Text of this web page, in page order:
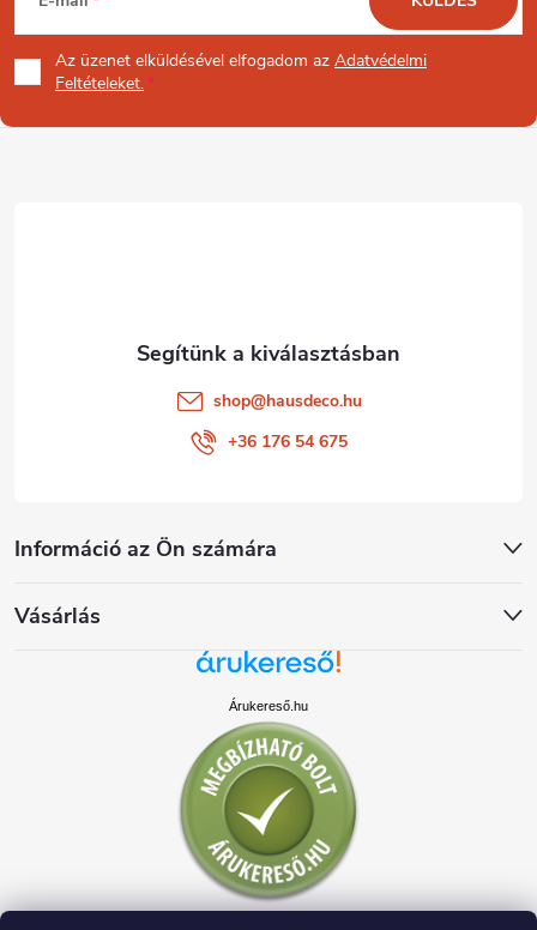
á
b
Az üzenet elküldésével elfogadom az Adatvédelmi
Feltételeket.
Információ az Ön számára
Vásárlás
shop@hausdeco.hu
+36 176 54 675
Árukereső.hu